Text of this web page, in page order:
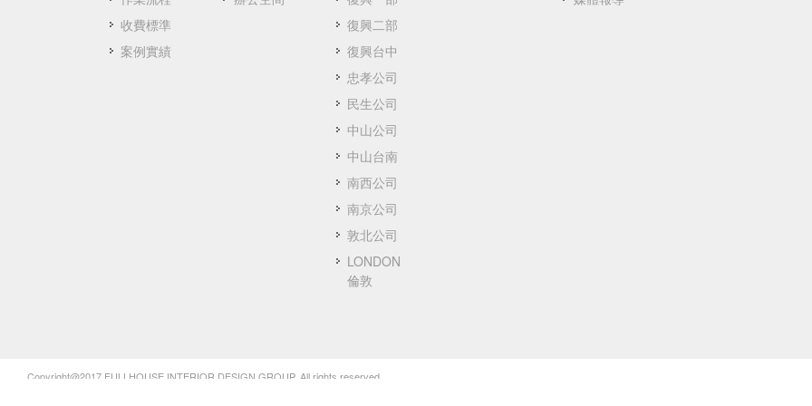
收費標準
案例實績
復興二部
復興台中
忠孝公司
民生公司
中山公司
中山台南
南西公司
南京公司
敦北公司
LONDON
倫敦
Copyright@2017 FULLHOUSE INTERIOR DESIGN GROUP. All rights reserved.